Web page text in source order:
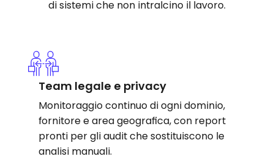
di sistemi che non intralcino il lavoro.
Team legale e privacy
Monitoraggio continuo di ogni dominio,
fornitore e area geografica, con report
pronti per gli audit che sostituiscono le
analisi manuali.